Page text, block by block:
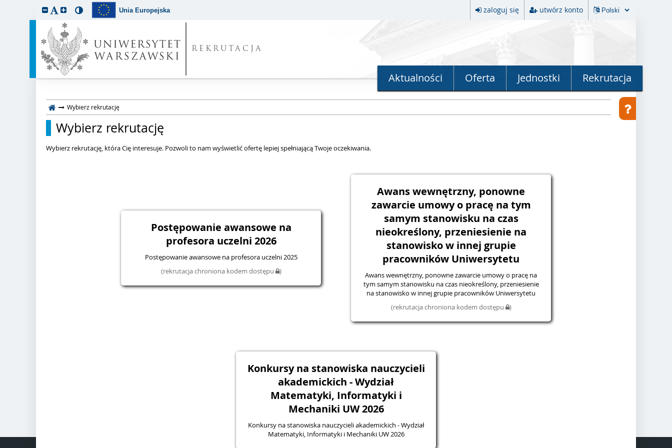
Unia Europejska zaloguj się utwórz konto
REKRUTACJA
Aktualności Oferta Jednostki Rekrutacja
Wybierz rekrutację
Wybierz rekrutację
Wybierz rekrutację, która Cię interesuje. Pozwoli to nam wyświetlić ofertę lepiej spełniającą Twoje oczekiwania.
Postępowanie awansowe na
profesora uczelni 2026
Postępowanie awansowe na profesora uczelni 2025
(rekrutacja chroniona kodem dostępu
)
Awans wewnętrzny, ponowne
zawarcie umowy o pracę na tym
samym stanowisku na czas
nieokreślony, przeniesienie na
stanowisko w innej grupie
pracowników Uniwersytetu
Awans wewnętrzny, ponowne zawarcie umowy o pracę na
tym samym stanowisku na czas nieokreślony, przeniesienie
na stanowisko w innej grupie pracowników Uniwersytetu
(rekrutacja chroniona kodem dostępu
)
Konkursy na stanowiska nauczycieli
akademickich - Wydział
Matematyki, Informatyki i
Mechaniki UW 2026
Konkursy na stanowiska nauczycieli akademickich - Wydział
Matematyki, Informatyki i Mechaniki UW 2026